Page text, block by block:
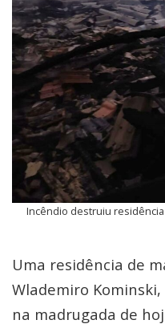
Incêndio destruiu
Uma residência de
Wlademiro
na madrugada de